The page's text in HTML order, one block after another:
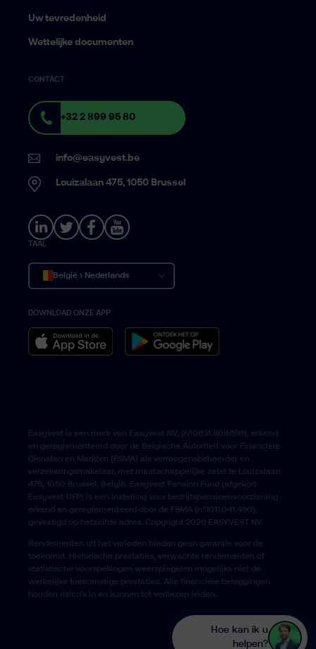
Hoe kan ik u
helpen?
Uw tevredenheid
Wettelijke documenten
CONTACT
+32 2 899 95 80
info@easyvest.be
Louizalaan 475, 1050 Brussel
TAAL
België › Nederlands
Belgique › Français
Belgium › English
DOWNLOAD ONZE APP
Easyvest is een merk van Easyvest NV, (n°0631.809.696), erkend
en gereglementeerd door de Belgische Autoriteit voor Financiële
Diensten en Markten (FSMA) als vermogensbeheerder en
verzekeringsmakelaar, met maatschappelijke zetel te Louizalaan
475, 1050 Brussel, België. Easyvest Pension Fund (afgekort
Easyvest OFP) is een instelling voor bedrijfspensioenvoorziening
erkend en gereglementeerd door de FSMA (n°1011.041.490),
gevestigd op hetzelfde adres. Copyright 2026 EASYVEST NV.
Rendementen uit het verleden bieden geen garantie voor de
toekomst. Historische prestaties, verwachte rendementen of
statistische voorspellingen weerspiegelen mogelijks niet de
werkelijke toekomstige prestaties. Alle financiële beleggingen
houden risico’s in en kunnen tot verliezen leiden.